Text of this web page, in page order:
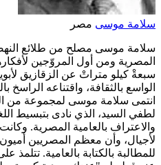
سلامة موسى مصر
سلامة موسى مصلح من طلائع
المصرية ومن أول المروّجين
سبعةْ كيلو متراتْ عن الزقازيق
الواسع بالثقافة، واقتناعه
انتمى سلامة موسى لمجموعة من
لطفي السيد، الذي نادى بتبسيط
والاعتراف بالعامية المصرية.
لأجيال، وأن معظم المصريين
للمطالبة بالكتابة بالعامية.